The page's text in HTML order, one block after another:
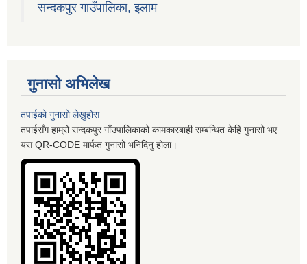
सन्दकपुर गाउँपालिका, इलाम
गुनासो अभिलेख
तपाईको गुनासो लेख्नुहोस
तपाईसँग हाम्रो सन्दकपुर गाँउपालिकाको कामकारबाही सम्बन्धित केहि गुनासो भए
यस QR-CODE मार्फत गुनासो भनिदिनु होला।